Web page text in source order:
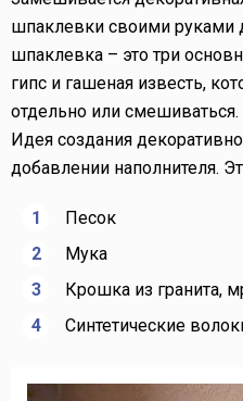
шпаклевки своими руками
шпаклевка – это три
гипс и гашеная известь,
отдельно или смешиваться.
Идея создания
добавлении наполнителя.
Песок
Мука
Крошка из гранита,
Синтетические